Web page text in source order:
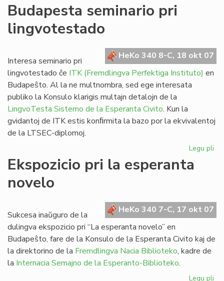
Budapesta seminario pri
lingvotestado
HeKo 340 8-C, 18 okt 07
Interesa seminario pri
lingvotestado ĉe ITK (Fremdlingva Perfektiga Instituto) en
Budapeŝto. Al la ne multnombra, sed ege interesata
publiko la Konsulo klarigis multajn detalojn de la
LingvoTesta Sistemo de la Esperanta Civito. Kun la
gvidantoj de ITK estis konﬁrmita la bazo por la ekvivalentoj
de la LTSEC-diplomoj.
Legu pli
Ekspozicio pri la esperanta
novelo
HeKo 340 7-C, 17 okt 07
Sukcesa inaŭguro de la
dulingva ekspozicio pri “La esperanta novelo” en
Budapeŝto, fare de la Konsulo de la Esperanta Civito kaj de
la direktorino de la Fremdlingva Nacia Biblioteko, kadre de
la Internacia Semajno de la Esperanto-Biblioteko.
Legu pli